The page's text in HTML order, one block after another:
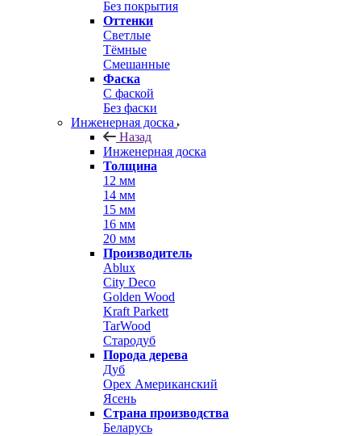
Без покрытия
Оттенки
Светлые
Тёмные
Смешанные
Фаска
С фаской
Без фаски
Инженерная доска
Назад
Инженерная доска
Толщина
12 мм
14 мм
15 мм
16 мм
20 мм
Производитель
Ablux
City Deco
Golden Wood
Kraft Parkett
TarWood
Стародуб
Порода дерева
Дуб
Орех Американский
Ясень
Страна производства
Беларусь